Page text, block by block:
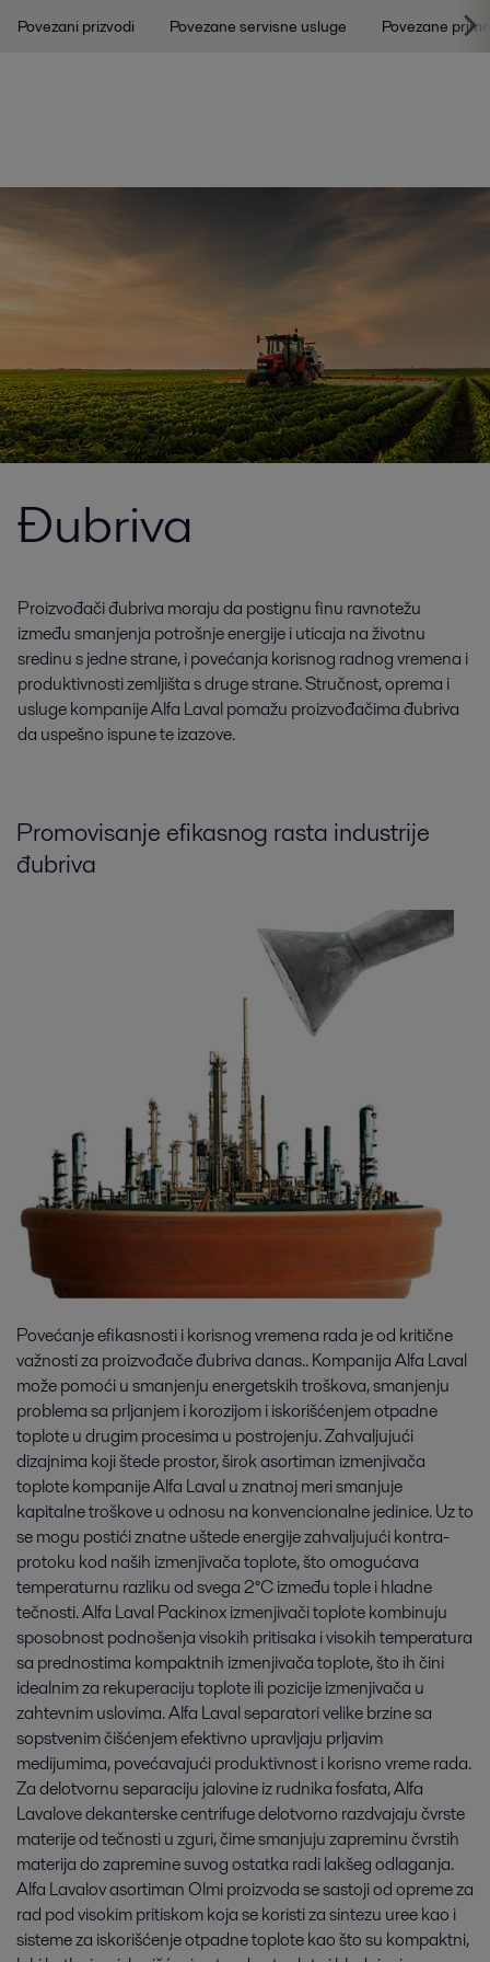
Povezani prizvodi Povezane servisne usluge Povezane
Đubriva
Proizvođači đubriva moraju da postignu finu ravnotežu
između smanjenja potrošnje energije i uticaja na životnu
sredinu s jedne strane, i povećanja korisnog radnog vremena i
produktivnosti zemljišta s druge strane. Stručnost, oprema i
usluge kompanije Alfa Laval pomažu proizvođačima đubriva
da uspešno ispune te izazove.
Promovisanje efikasnog rasta industrije
đubriva
Povećanje efikasnosti i korisnog vremena rada je od kritične
važnosti za proizvođače đubriva danas.. Kompanija Alfa Laval
može pomoći u smanjenju energetskih troškova, smanjenju
problema sa prljanjem i korozijom i iskorišćenjem otpadne
toplote u drugim procesima u postrojenju. Zahvaljujući
dizajnima koji štede prostor, širok asortiman izmenjivača
toplote kompanije Alfa Laval u znatnoj meri smanjuje
kapitalne troškove u odnosu na konvencionalne jedinice. Uz to
se mogu postići znatne uštede energije zahvaljujući kontra-
protoku kod naših izmenjivača toplote, što omogućava
temperaturnu razliku od svega 2°C između tople i hladne
tečnosti. Alfa Laval Packinox izmenjivači toplote kombinuju
sposobnost podnošenja visokih pritisaka i visokih temperatura
sa prednostima kompaktnih izmenjivača toplote, što ih čini
idealnim za rekuperaciju toplote ili pozicije izmenjivača u
zahtevnim uslovima. Alfa Laval separatori velike brzine sa
sopstvenim čišćenjem efektivno upravljaju prljavim
medijumima, povećavajući produktivnost i korisno vreme rada.
Za delotvornu separaciju jalovine iz rudnika fosfata, Alfa
Lavalove dekanterske centrifuge delotvorno razdvajaju čvrste
materije od tečnosti u zguri, čime smanjuju zapreminu čvrstih
materija do zapremine suvog ostatka radi lakšeg odlaganja.
Alfa Lavalov asortiman Olmi proizvoda se sastoji od opreme za
rad pod visokim pritiskom koja se koristi za sintezu uree kao i
sisteme za iskorišćenje otpadne toplote kao što su kompaktni,